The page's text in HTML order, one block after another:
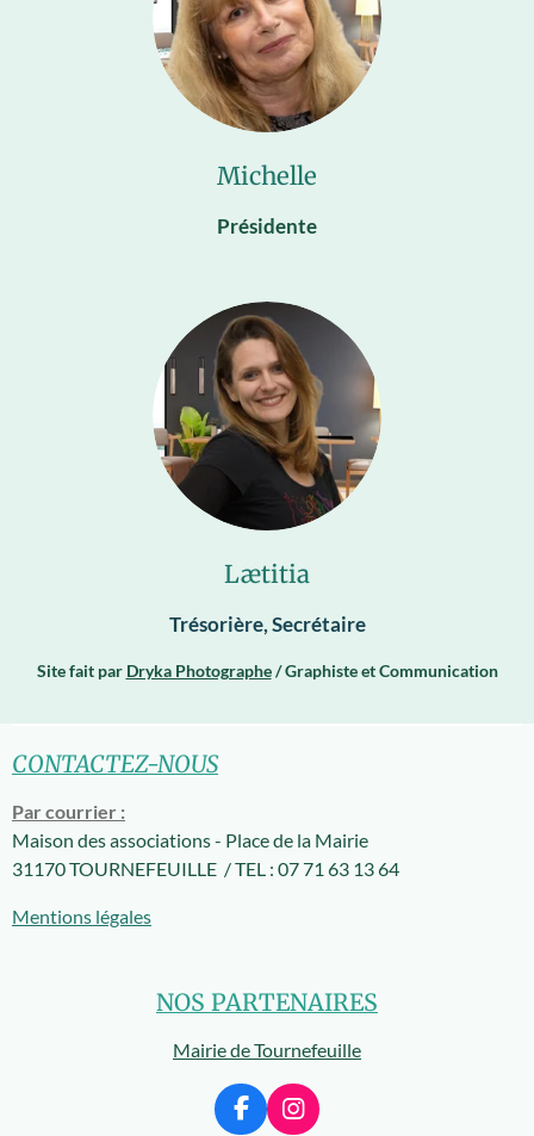
Michelle
Présidente
Lætitia
Trésorière, Secrétaire
Site fait par Dryka Photographe/ Graphiste et Communication
CONTACTEZ-NOUS
Par courrier :
Maison des associations - Place de la Mairie
31170 TOURNEFEUILLE / TEL : 07 71 63 13 64
Mentions légales
NOS PARTENAIRES
Mairie de Tournefeuille
F
I